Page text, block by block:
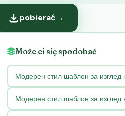
pobierać→
Może ci się spodobać
Модерен стил шаблон за
Модерен стил шаблон за